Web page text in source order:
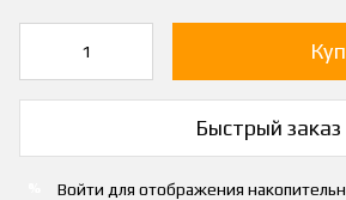
Быстрый заказ
Войти для отображения